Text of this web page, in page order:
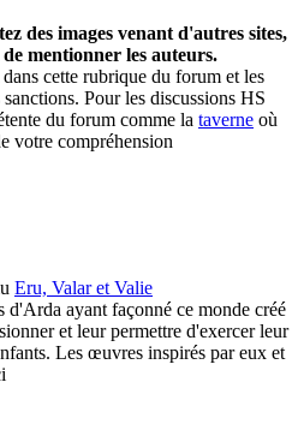
des images venant d'autres sites,
mentionner les auteurs.
cette rubrique du forum et les
Pour les discussions HS
du forum comme la taverne où
votre compréhension
Eru, Valar et Valie
d'Arda ayant façonné ce monde créé
et leur permettre d'exercer leur
Les œuvres inspirés par eux et